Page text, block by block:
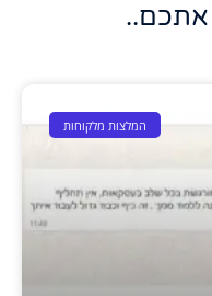
אתכם..
המלצות מלקוחות